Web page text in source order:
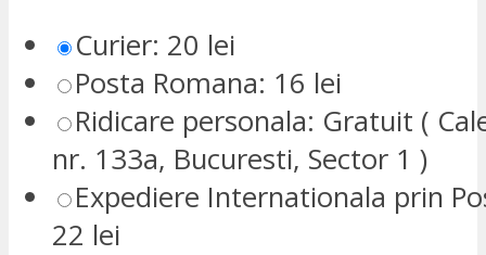
Curier: 20 lei
Posta Romana: 16 lei
Ridicare personala: Gratuit (
nr. 133a, Bucuresti, Sector 1 )
Expediere Internationala prin
22 lei